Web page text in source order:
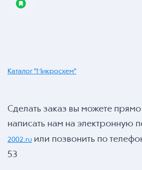
Каталог "Микросхем"
Сделать заказ вы можете
написать нам на электронную
2002.ru или позвонить по
53